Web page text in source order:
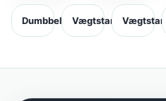
Dumbbell Vægtstang